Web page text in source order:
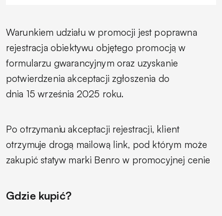
Warunkiem udziału w promocji jest poprawna
rejestracja obiektywu objętego promocją w
formularzu gwarancyjnym oraz uzyskanie
potwierdzenia akceptacji zgłoszenia do
dnia 15 września 2025 roku.
Po otrzymaniu akceptacji rejestracji, klient
otrzymuje drogą mailową link, pod którym może
zakupić statyw marki Benro w promocyjnej cenie
Gdzie kupić?